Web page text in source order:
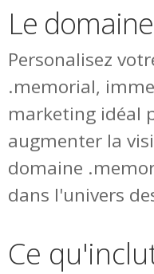
Le
Personalisez
.memorial,
marketing idéal
augmenter la
domaine
dans l'univers
Ce